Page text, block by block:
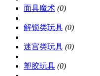
面具魔术 (0)
解锁类玩具 (0)
迷宫类玩具 (0)
塑胶玩具 (0)